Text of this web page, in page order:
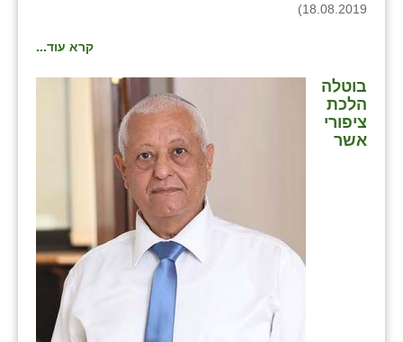
18.08.2019)
קרא עוד...
בוטלה
הלכת
ציפורי
אשר